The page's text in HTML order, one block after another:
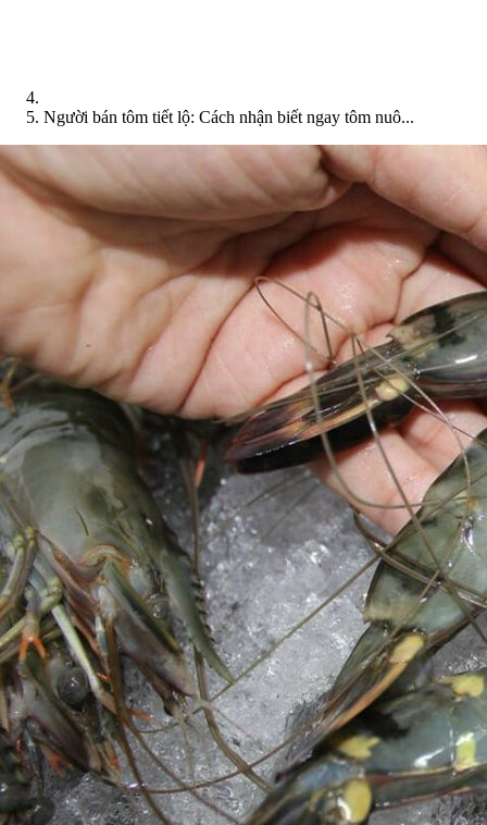
Người bán tôm tiết lộ: Cách nhận biết ngay tôm nuô...